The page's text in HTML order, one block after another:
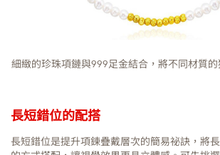
細緻的珍珠項鏈與999足金結合，將不同材質的
長短錯位的配搭
長短錯位是提升項鍊疊戴層次的簡易祕訣，將